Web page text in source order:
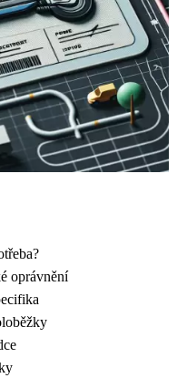
oprávnění